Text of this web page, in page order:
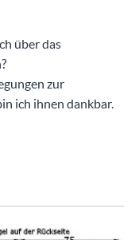
über das
zur
ich ihnen dankbar.